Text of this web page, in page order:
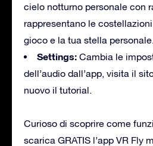
cielo notturno personale con
rappresentano le
gioco e la tua stella personale.
Settings: Cambia le
dell’audio dall’app, visita il
nuovo il tutorial.
Curioso di scoprire come
scarica GRATIS l’app VR Fly